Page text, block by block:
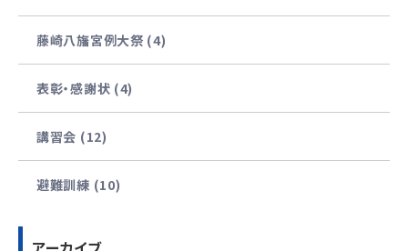
藤崎八旛宮例大祭 (4)
表彰・感謝状 (4)
講習会 (12)
避難訓練 (10)